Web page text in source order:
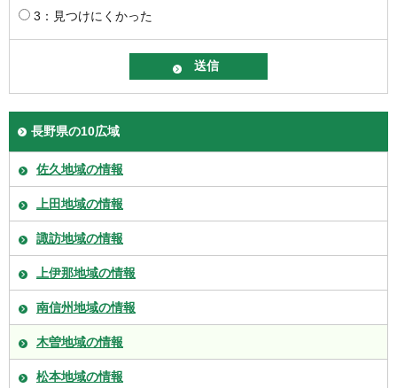
3：見つけにくかった
長野県の10広域
佐久地域の情報
上田地域の情報
諏訪地域の情報
上伊那地域の情報
南信州地域の情報
木曽地域の情報
松本地域の情報